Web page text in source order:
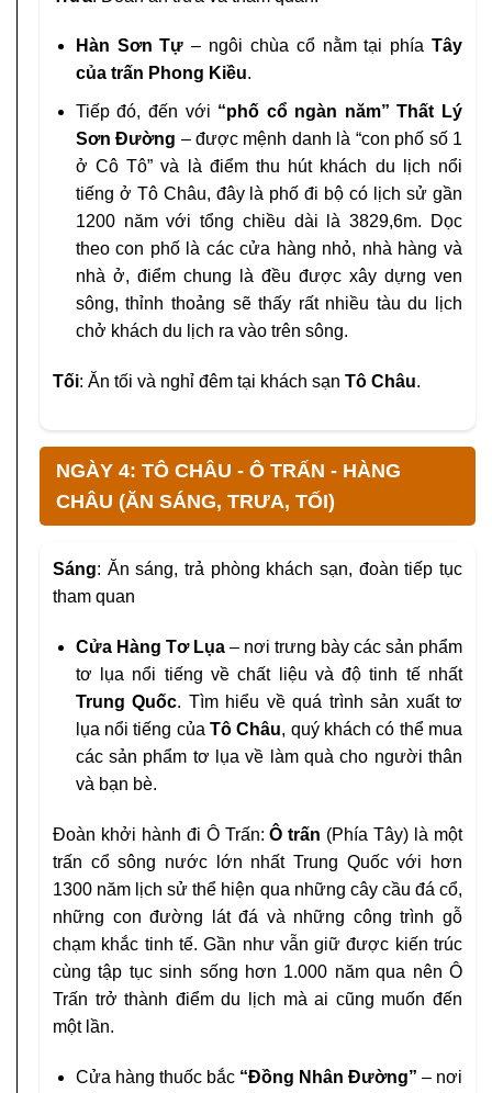
Hàn Sơn Tự – ngôi chùa cổ nằm tại phía Tây
của trấn Phong Kiều.
Tiếp đó, đến với “phố cổ ngàn năm” Thất Lý
Sơn Đường – được mệnh danh là “con phố số 1
ở Cô Tô” và là điểm thu hút khách du lịch nổi
tiếng ở Tô Châu, đây là phố đi bộ có lịch sử gần
1200 năm với tổng chiều dài là 3829,6m. Dọc
theo con phố là các cửa hàng nhỏ, nhà hàng và
nhà ở, điểm chung là đều được xây dựng ven
sông, thỉnh thoảng sẽ thấy rất nhiều tàu du lịch
chở khách du lịch ra vào trên sông.
Tối: Ăn tối và nghỉ đêm tại khách sạn Tô Châu.
NGÀY 4: TÔ CHÂU - Ô TRẤN - HÀNG
CHÂU (ĂN SÁNG, TRƯA, TỐI)
Sáng: Ăn sáng, trả phòng khách sạn, đoàn tiếp tục
tham quan
Cửa Hàng Tơ Lụa– nơi trưng bày các sản phẩm
tơ lụa nổi tiếng về chất liệu và độ tinh tế nhất
Trung Quốc. Tìm hiểu về quá trình sản xuất tơ
lụa nổi tiếng củaTô Châu, quý khách có thể mua
các sản phẩm tơ lụa về làm quà cho người thân
và bạn bè.
Đoàn khởi hành đi Ô Trấn:Ô trấn (Phía Tây) là một
trấn cổ sông nước lớn nhất Trung Quốc với hơn
1300 năm lịch sử thể hiện qua những cây cầu đá cổ,
những con đường lát đá và những công trình gỗ
chạm khắc tinh tế. Gần như vẫn giữ được kiến trúc
cùng tập tục sinh sống hơn 1.000 năm qua nên Ô
Trấn trở thành điểm du lịch mà ai cũng muốn đến
một lần.
Cửa hàng thuốc bắc “Đồng Nhân Đường” – nơi